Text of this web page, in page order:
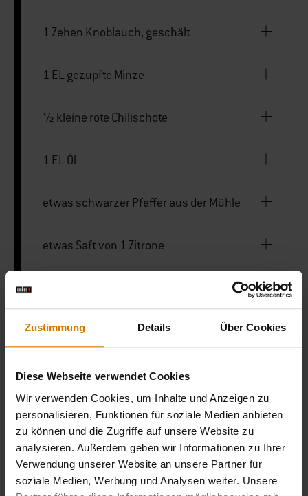
Zustimmung Details Über Cookies
Diese Webseite verwendet Cookies
Wir verwenden Cookies, um Inhalte und Anzeigen zu
personalisieren, Funktionen für soziale Medien anbieten
zu können und die Zugriffe auf unsere Website zu
analysieren. Außerdem geben wir Informationen zu Ihrer
Verwendung unserer Website an unsere Partner für
soziale Medien, Werbung und Analysen weiter. Unsere
1 Zehen Knoblauch, geschält
1 EL gezupfte Minze
½ kleine rote Chilischote
1 EL Öl
etwas schwarzer Pfeffer aus der Mühle
etwas Saft von 1 Zitrone
150 g frischer Ziegenkäse (mild gesalzen)
einige Kräuter zum Bestreuen (z.B.
Basilikum)
Pizzastein
Pizzaheber